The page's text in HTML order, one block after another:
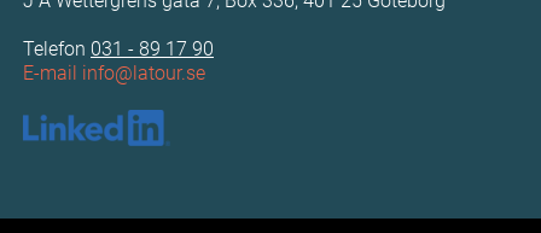
Telefon 031 - 89 17 90
E-mail info@latour.se